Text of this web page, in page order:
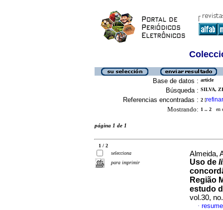
Base de datos : article
Búsqueda : SILVA,
Referencias encontradas : 2 [refinar
Mostrando: 1 .. 2 en
página 1 de 1
1 / 2
selecciona
para imprimir
Almeida,
Uso de
Região
estudo
vol.30,
·